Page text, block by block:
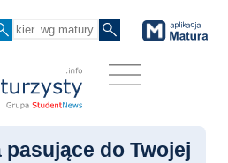
do Twojej